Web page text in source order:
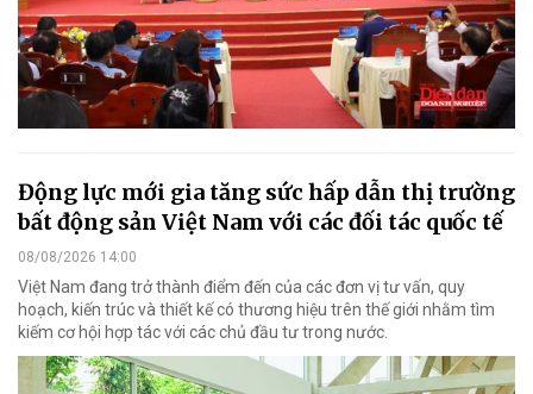
Động lực mới gia tăng sức hấp dẫn thị trường
bất động sản Việt Nam với các đối tác quốc tế
08/08/2026 14:00
Việt Nam đang trở thành điểm đến của các đơn vị tư vấn, quy
hoạch, kiến trúc và thiết kế có thương hiệu trên thế giới nhằm tìm
kiếm cơ hội hợp tác với các chủ đầu tư trong nước.